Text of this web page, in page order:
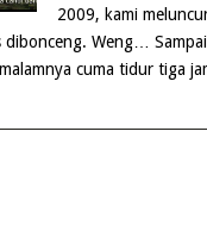
2009, kami
dibonceng. Weng…
cuma tidur tiga